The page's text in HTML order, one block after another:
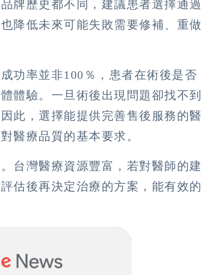
牌歷史都不同，建議患者選擇通過
降低未來可能失敗需要修補、重做
功率並非100％，患者在術後是否
體驗。一旦術後出現問題卻找不到
此，選擇能提供完善售後服務的醫
醫療品質的基本要求。
台灣醫療資源豐富，若對醫師的建
估後再決定治療的方案，能有效的